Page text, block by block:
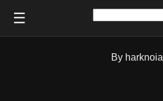
☰
By harknoia